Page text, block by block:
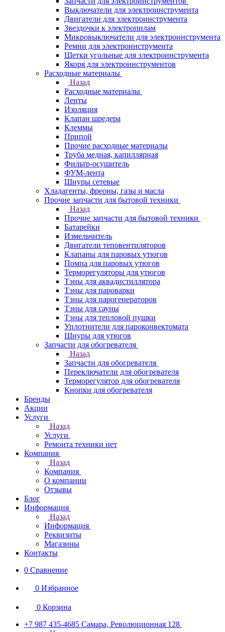
Выключатели для электроинструмента
Двигатели для электроинструмента
Звездочки к электропилам
Микровыключатели для электроинструмента
Ремни для электроинструмента
Щетки угольные для электроинструмента
Якоря для электроинструментов
Расходные материалы
Назад
Расходные материалы
Ленты
Изоляция
Клапан шредера
Клеммы
Припой
Прочие расходные материалы
Труба медная, капиллярная
Фильтр-осушитель
ФУМ-лента
Шнуры сетевые
Хладагенты, фреоны, газы и масла
Прочие запчасти для бытовой техники
Назад
Прочие запчасти для бытовой техники
Батарейки
Измельчитель
Двигатели теповентиляторов
Клапаны для паровых утюгов
Помпа для паровых утюгов
Терморегуляторы для утюгов
Тэны для аквадистиллятора
Тэны для пароварки
Тэны для парогенераторов
Тэны для сауны
Тэны для тепловой пушки
Уплотнители для пароконвектомата
Шнуры для утюгов
Запчасти для обогревателя
Назад
Запчасти для обогревателя
Переключатели для обогревателя
Терморегулятор для обогревателя
Кнопки для обогревателя
Бренды
Акции
Услуги
Назад
Услуги
Ремонта техники нет
Компания
Назад
Компания
О компании
Отзывы
Блог
Информация
Назад
Информация
Реквизиты
Магазины
Контакты
0 Сравнение
0 Избранное
0 Корзина
+7 987 435-4685 Самара, Революционная 128